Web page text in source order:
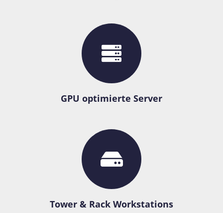
GPU optimierte Server
Tower & Rack Workstations